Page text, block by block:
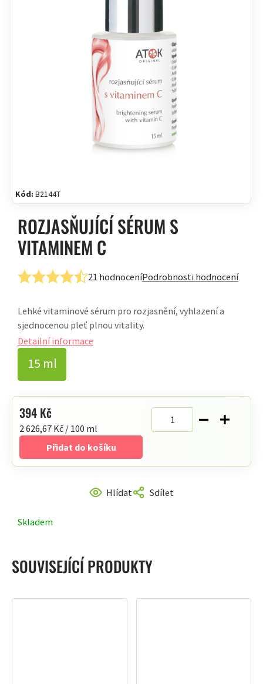
Kód: B2144T
ROZJASŇUJÍCÍ SÉRUM S
VITAMINEM C
Průměrné
produktu
je
4,9
z
hvězdiček.
21 hodnoceníPodrobnosti hodnocení
Skladem
15 ml
Lehké vitaminové sérum pro rozjasnění, vyhlazení a
sjednocenou pleť plnou vitality.
Detailní informace
Hlídat Sdílet
394 Kč
Měrná
2 626,67 Kč / 100 ml
Přidat do košíku
SOUVISEJÍCÍ PRODUKTY